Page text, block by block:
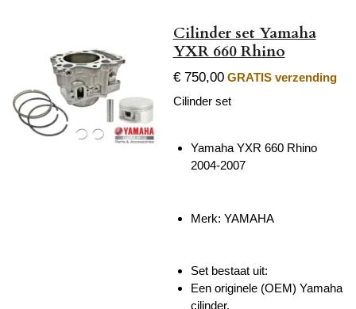
Cilinder set Yamaha
YXR 660 Rhino
€ 750,00 GRATIS verzending
Cilinder set
Yamaha YXR 660 Rhino
2004-2007
Merk: YAMAHA
Set bestaat uit:
Een originele (OEM) Yamaha
cilinder.